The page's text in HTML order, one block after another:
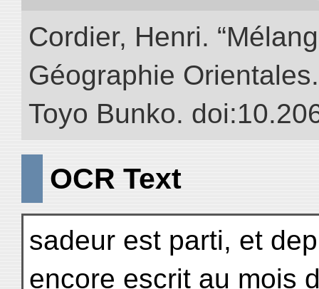
Cordier, Henri.
Géographie
Toyo Bunko.
OCR Text
sadeur est parti, et
encore escrit au mois